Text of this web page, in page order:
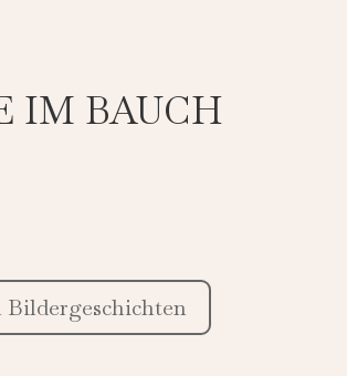
IM BAUCH
Bildergeschichten